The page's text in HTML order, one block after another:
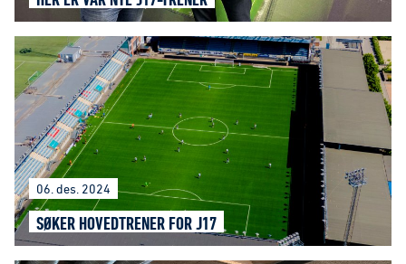
06. des. 2024
SØKER HOVEDTRENER FOR J17